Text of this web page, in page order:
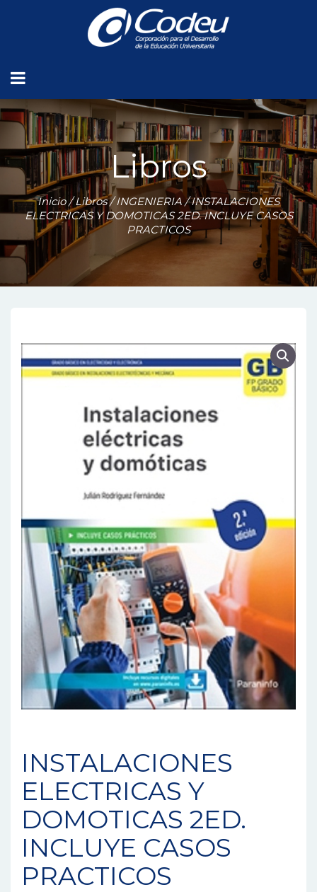
Libros
Inicio/Libros/INGENIERIA/ INSTALACIONES
ELECTRICAS Y DOMOTICAS 2ED. INCLUYE CASOS
PRACTICOS
INSTALACIONES
ELECTRICAS Y
DOMOTICAS 2ED.
INCLUYE CASOS
PRACTICOS